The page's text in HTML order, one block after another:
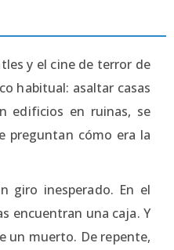
y el cine de terror de
habitual: asaltar casas
edificios en ruinas, se
preguntan cómo era la
giro inesperado. En el
encuentran una caja. Y
un muerto. De repente,